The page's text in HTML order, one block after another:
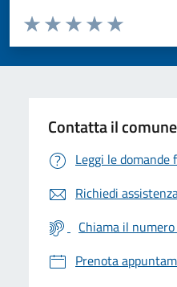
Valuta da 1 a 5 stelle la pagina
Valuta 5
Valuta 4 stelle
Valuta 3 stelle su 5
Valuta 2 stelle su 5
Valuta 1 stelle su 5
Contatta il comune
Leggi le domande
Richiedi
Chiama il
Prenota